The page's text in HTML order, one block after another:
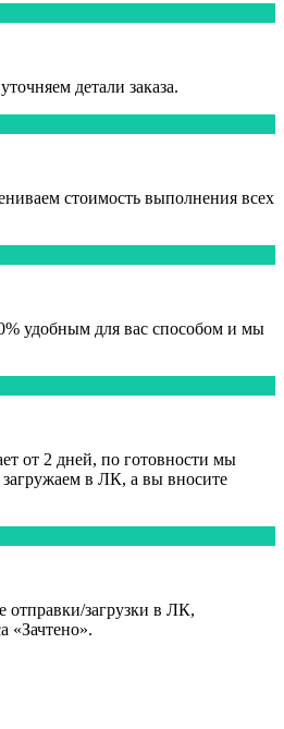
детали заказа.
стоимость выполнения всех
удобным для вас способом и мы
от 2 дней, по готовности мы
в ЛК, а вы вносите
отправки/загрузки в ЛК,
«Зачтено».